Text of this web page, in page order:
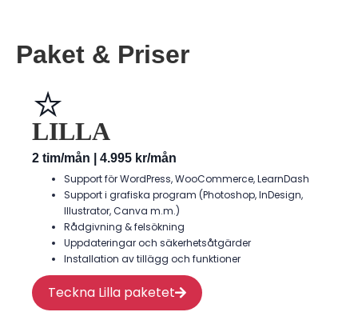
Paket & Priser
⭐
LILLA
2 tim/mån | 4.995 kr/mån
Support för WordPress, WooCommerce, LearnDash
Support i grafiska program (Photoshop, InDesign,
Illustrator, Canva m.m.)
Rådgivning & felsökning
Uppdateringar och säkerhetsåtgärder
Installation av tillägg och funktioner
Teckna Lilla paketet